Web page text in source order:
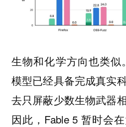
生物和化学方向也类似
模型已经具备完成真实
去只屏蔽少数生物武器
因此，Fable 5 暂时会